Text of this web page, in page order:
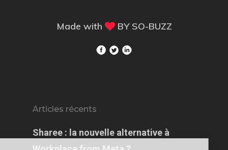
Made with BY SO-BUZZ
Articles récents
Sharee : la nouvelle alternative à
Salut, c'est nous...